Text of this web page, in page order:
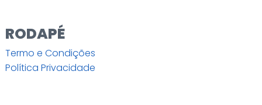
RODAPÉ
Termo e Condições
Política Privacidade